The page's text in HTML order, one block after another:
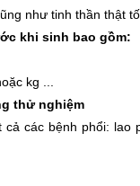
như tinh thần thật
khi sinh bao gồm:
kg ...
thử nghiệm
các bệnh phổi: